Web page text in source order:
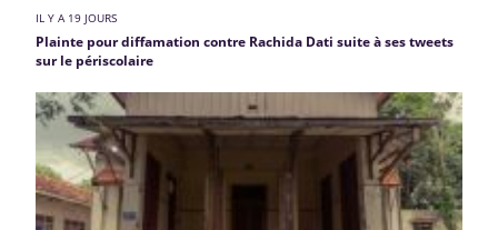
IL Y A 19 JOURS
Plainte pour diffamation contre Rachida Dati suite à ses tweets
sur le périscolaire